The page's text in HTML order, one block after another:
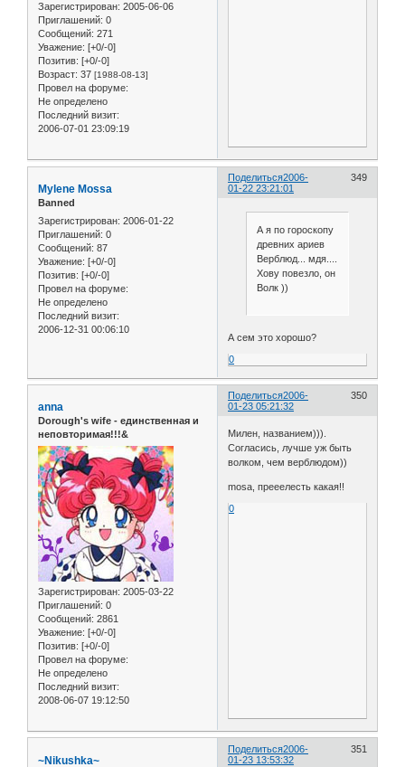
Зарегистрирован: 2005-06-06
Приглашений: 0
Сообщений: 271
Уважение: [+0/-0]
Позитив: [+0/-0]
Возраст: 37 [1988-08-13]
Провел на форуме:
Не определено
Последний визит:
2006-07-01 23:09:19
Поделиться 349
2006-
01-22 23:21:01
Mylene Mossa
Banned
Зарегистрирован: 2006-01-22
Приглашений: 0
Сообщений: 87
Уважение: [+0/-0]
Позитив: [+0/-0]
Провел на форуме:
Не определено
Последний визит:
2006-12-31 00:06:10
А я по гороскопу
древних ариев
Верблюд... мдя....
Хову повезло, он
Волк ))
А сем это хорошо?
0
Поделиться 350
2006-
01-23 05:21:32
anna
Dorough's wife - единственная и
неповторимая!!!&
Зарегистрирован: 2005-03-22
Приглашений: 0
Сообщений: 2861
Уважение: [+0/-0]
Позитив: [+0/-0]
Провел на форуме:
Не определено
Последний визит:
2008-06-07 19:12:50
Милен, названием))).
Согласись, лучше уж быть
волком, чем верблюдом))
mosa, прееелесть какая!!
0
Поделиться 351
2006-
01-23 13:53:32
~Nikushka~